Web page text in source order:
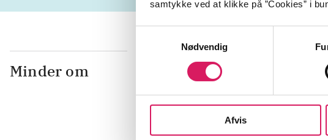
samtykke ved at klikke på ”Cookies” i
Nødvendig
Afvis
Minder om